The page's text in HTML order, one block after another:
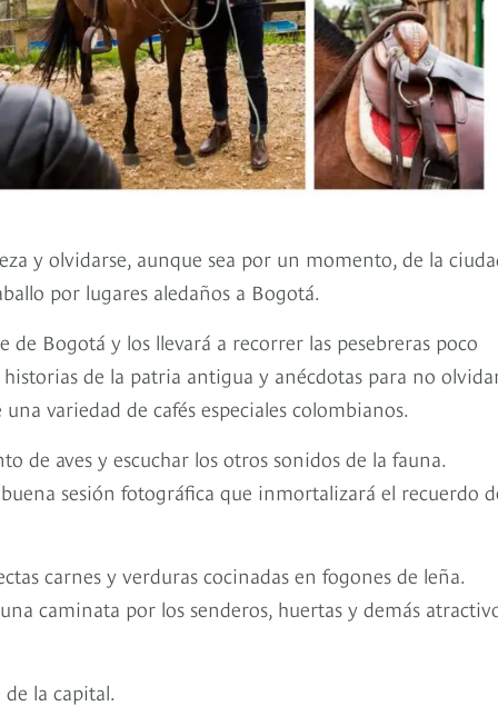
y olvidarse, aunque sea por un momento, de la
por lugares aledaños a Bogotá.
de Bogotá y los llevará a recorrer las pesebreras poco
de la patria antigua y anécdotas para no
variedad de cafés especiales colombianos.
de aves y escuchar los otros sonidos de la fauna.
sesión fotográfica que inmortalizará el recuerdo
carnes y verduras cocinadas en fogones de leña.
caminata por los senderos, huertas y demás
la capital.